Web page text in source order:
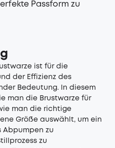
Passform zu
ist für die
der Effizienz des
Bedeutung. In diesem
man die Brustwarze für
man die richtige
Größe auswählt, um ein
Abpumpen zu
zu